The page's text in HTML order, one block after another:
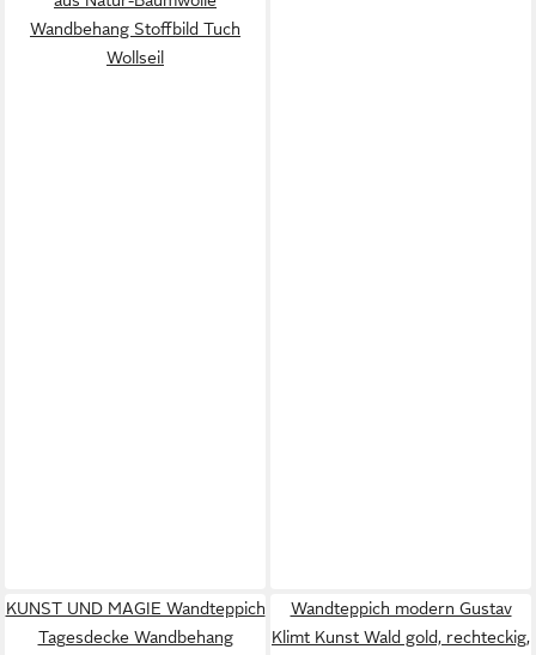
Wandbehang Stoffbild Tuch
Wollseil
KUNST UND MAGIE Wandteppich
Tagesdecke Wandbehang
Wandteppich modern Gustav
Klimt Kunst Wald gold, rechteckig,